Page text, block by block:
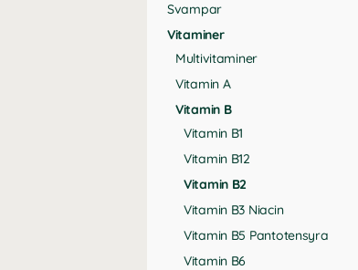
Svampar
Vitaminer
Multivitaminer
Vitamin A
Vitamin B
Vitamin B1
Vitamin B12
Vitamin B2
Vitamin B3 Niacin
Vitamin B5 Pantotensyra
Vitamin B6